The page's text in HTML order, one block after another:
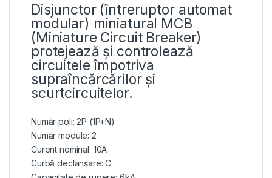
Disjunctor (întreruptor automat
modular) miniatural MCB
(Miniature Circuit Breaker)
protejează și controlează
circuitele împotriva
supraîncărcărilor și
scurtcircuitelor.
Număr poli: 2P (1P+N)
Număr module: 2
Curent nominal: 10A
Curbă declanșare: C